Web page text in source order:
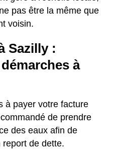
pas être la même que
voisin.
Sazilly :
à
à payer votre facture
de prendre
des eaux afin de
report de dette.